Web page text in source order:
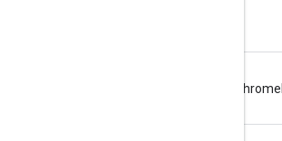
Chrome